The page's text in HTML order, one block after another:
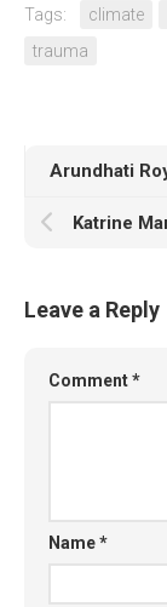
Tags: climate
trauma
Leave a Reply
Comment*
Name*